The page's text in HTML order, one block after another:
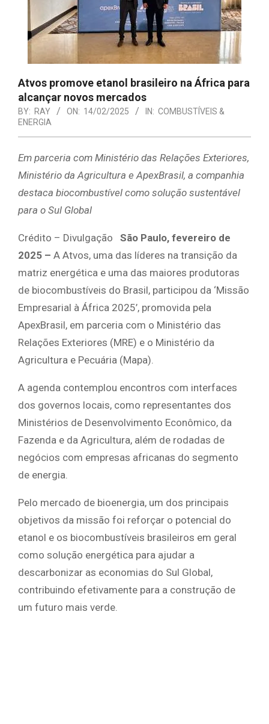
Atvos promove etanol brasileiro na África para
alcançar novos mercados
BY: RAY ON: 14/02/2025 IN: COMBUSTÍVEIS &
ENERGIA
Em parceria com Ministério das Relações Exteriores,
Ministério da Agricultura e ApexBrasil, a companhia
destaca biocombustível como solução sustentável
para o Sul Global
Crédito – Divulgação São Paulo, fevereiro de
2025 – A Atvos, uma das líderes na transição da
matriz energética e uma das maiores produtoras
de biocombustíveis do Brasil, participou da ‘Missão
Empresarial à África 2025’, promovida pela
ApexBrasil, em parceria com o Ministério das
Relações Exteriores (MRE) e o Ministério da
Agricultura e Pecuária (Mapa).
A agenda contemplou encontros com interfaces
dos governos locais, como representantes dos
Ministérios de Desenvolvimento Econômico, da
Fazenda e da Agricultura, além de rodadas de
negócios com empresas africanas do segmento
de energia.
Pelo mercado de bioenergia, um dos principais
objetivos da missão foi reforçar o potencial do
etanol e os biocombustíveis brasileiros em geral
como solução energética para ajudar a
descarbonizar as economias do Sul Global,
contribuindo efetivamente para a construção de
um futuro mais verde.